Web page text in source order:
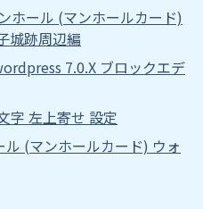
ホール (マンホールカード)
城跡周辺編
7.0.X ブロックエデ
字 左上寄せ 設定
(マンホールカード) ウォ